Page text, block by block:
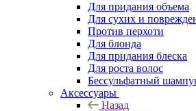
Для придания объема
Для сухих и
Против перхоти
Для блонда
Для придания блеска
Для роста волос
Бессульфатный
Аксессуары
Назад